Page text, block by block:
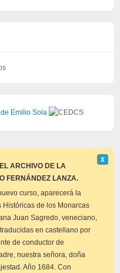
ARCHIVO DE LA
FERNÁNDEZ LANZA.
este
Χ
curso, aparecerá la
de los Monarcas
Juan Sagredo, veneciano,
en castellano por
de conductor de
nuestra señora, doña
Año 1684. Con